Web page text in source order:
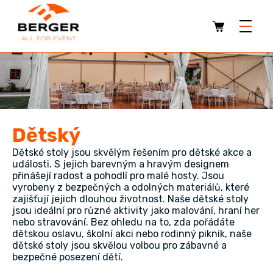
Dětský
Dětské stoly jsou skvělým řešením pro dětské akce a
události. S jejich barevným a hravým designem
přinášejí radost a pohodlí pro malé hosty. Jsou
vyrobeny z bezpečných a odolných materiálů, které
zajišťují jejich dlouhou životnost. Naše dětské stoly
jsou ideální pro různé aktivity jako malování, hraní her
nebo stravování. Bez ohledu na to, zda pořádáte
dětskou oslavu, školní akci nebo rodinný piknik, naše
dětské stoly jsou skvělou volbou pro zábavné a
bezpečné posezení dětí.